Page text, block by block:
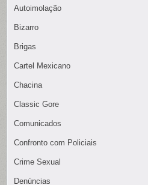
Autoimolação
Bizarro
Brigas
Cartel Mexicano
Chacina
Classic Gore
Comunicados
Confronto com Policiais
Crime Sexual
Denúncias